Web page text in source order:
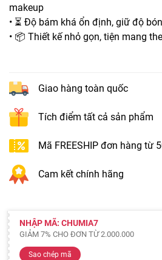
makeup
• ⏳ Độ bám khá ổn định, giữ độ
• 📦 Thiết kế nhỏ gọn, tiện mang
Giao hàng toàn quốc
Tích điểm tất cả sản phẩm
Mã FREESHIP đơn hàng từ
Cam kết chính hãng
NHẬP MÃ: CHUMIA7
GIẢM 7% CHO ĐƠN TỪ 2.000.000
Sao chép mã